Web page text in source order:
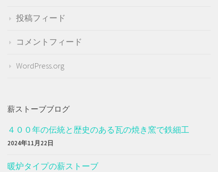
投稿フィード
コメントフィード
WordPress.org
薪ストーブブログ
４００年の伝統と歴史のある瓦の焼き窯で鉄細工
2024年11月22日
暖炉タイプの薪ストーブ